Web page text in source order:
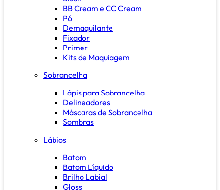
BB Cream e CC Cream
Pó
Demaquilante
Fixador
Primer
Kits de Maquiagem
Sobrancelha
Lápis para Sobrancelha
Delineadores
Máscaras de Sobrancelha
Sombras
Lábios
Batom
Batom Líquido
Brilho Labial
Gloss